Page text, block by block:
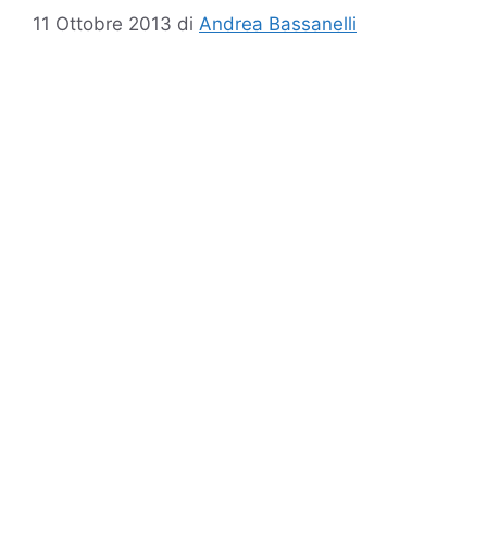
11 Ottobre 2013 di Andrea Bassanelli